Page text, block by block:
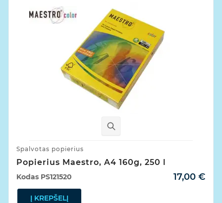
Spalvotas popierius
Popierius Maestro, A4 160g, 250 l
17,00 €
Kodas PS121520
Į KREPŠELĮ